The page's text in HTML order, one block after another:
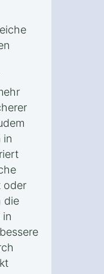
in
oder
die
in